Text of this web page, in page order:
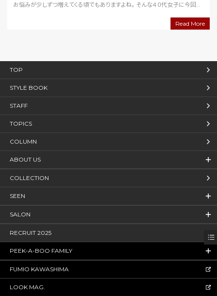
お悩みが少しずつ増えてくる頃でもありますよね。 そんな４０代女子に今回お
Read More
TOP
STYLE BOOK
STAFF
TOPICS
COLUMN
ABOUT US
COLLECTION
SEEN
SALON
RECRUIT 2025
PEEK-A-BOO FAMILY
FUMIO KAWASHIMA
LOOK MAG.